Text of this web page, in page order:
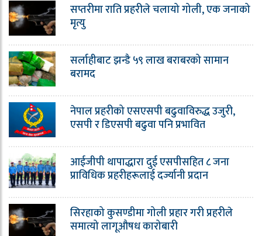
सप्तरीमा राति प्रहरीले चलायो गोली, एक जनाको
मृत्यु
सर्लाहीबाट झन्डै ५९ लाख बराबरको सामान
बरामद
नेपाल प्रहरीको एसएसपी बढुवाविरुद्ध उजुरी,
एसपी र डिएसपी बढुवा पनि प्रभावित
आईजीपी थापाद्धारा दुई एसपीसहित ८ जना
प्राविधिक प्रहरीहरूलाई दर्ज्यानी प्रदान
सिरहाको कुसण्डीमा गोली प्रहार गरी प्रहरीले
समात्यो लागूऔषध कारोबारी